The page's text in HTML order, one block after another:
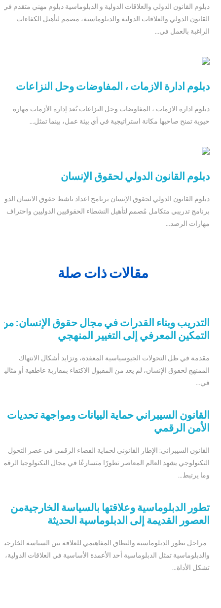
دبلوم القانون الدولي والعلاقات الدولية و الدبلوماسية دبلوم مهني متقدم في
القانون الدولي والعلاقات الدولية والدبلوماسية، مصمم لتأهيل الكفاءات
الراغبة بالعمل في...
دبلوم ادارة الازمات ، المفاوضات وحل النزاعات
دبلوم ادارة الازمات ، المفاوضات وحل النزاعات تُعد إدارة الأزمات مهارة
حيوية تمنح صاحبها مكانة استراتيجية في أي بيئة عمل، بينما تمثل...
دبلوم القانون الدولي لحقوق الإنسان
دبلوم القانون الدولي لحقوق الإنسان برنامج اعداد ناشط حقوق الانسان
برنامج تدريبي متكامل مُصمم لتأهيل النشطاء الحقوقيين الدوليين واحتراف
مهارات الرصد...
مقالات ذات صلة
التدريب وبناء القدرات في مجال حقوق الإنسان: من
التمكين المعرفي إلى التغيير المنهجي
مقدمة في ظل التحولات الجيوسياسية المعقدة، وتزايد أشكال الانتهاك
الممنهج لحقوق الإنسان، لم يعد من المقبول الاكتفاء بمقاربة عاطفية أو مثالية
في...
القانون السيبراني حماية البيانات ومواجهة تحديات
الأمن الرقمي
القانون السيبراني: الإطار القانوني لحماية الفضاء الرقمي في عصر التحول
التكنولوجي يشهد العالم المعاصر تطورًا متسارعًا في مجال التكنولوجيا
وما يرتبط...
تطور الدبلوماسية وعلاقتها بالسياسة الخارجيةمن
العصور القديمة إلى الدبلوماسية الحديثة
مراحل تطور الدبلوماسية والنطاق المفاهيمي للعلاقة بين السياسة الخارجية
والدبلوماسية تمثل الدبلوماسية أحد الأعمدة الأساسية في العلاقات الدولية،
تشكل الأداة...